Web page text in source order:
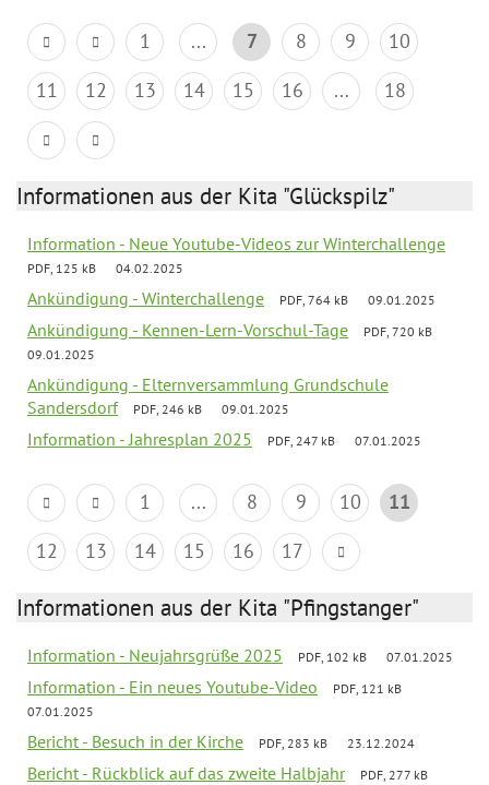
1 ... 7 8 9
10
11
12 13 14 15 16 ... 18
Informationen aus der Kita "Glückspilz"
Information - Neue Youtube-Videos zur Winterchallenge
PDF, 125 kB 04.02.2025
Ankündigung - Winterchallenge PDF, 764 kB 09.01.2025
Ankündigung - Kennen-Lern-Vorschul-Tage
PDF, 720 kB
09.01.2025
Ankündigung - Elternversammlung Grundschule
Sandersdorf
PDF, 246 kB 09.01.2025
Information - Jahresplan 2025 PDF, 247 kB 07.01.2025
1 ... 8 9 10
11
12
13 14 15 16 17
Informationen aus der Kita "Pfingstanger"
Information - Neujahrsgrüße 2025 PDF, 102 kB 07.01.2025
Information - Ein neues Youtube-Video
PDF, 121 kB
07.01.2025
Bericht - Besuch in der Kirche PDF, 283 kB 23.12.2024
Bericht - Rückblick auf das zweite Halbjahr
PDF, 277 kB